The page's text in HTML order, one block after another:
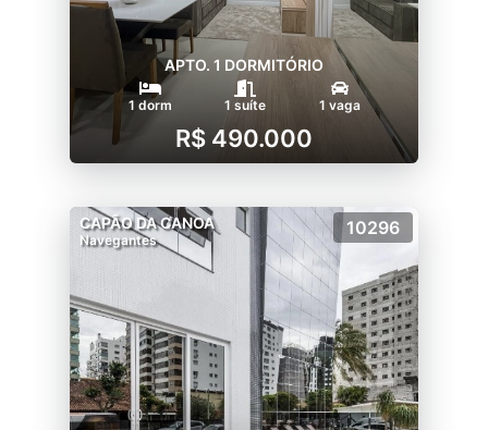
APTO. 1 DORMITÓRIO
1 dorm 1 suíte 1 vaga
R$ 490.000
CAPÃO DA CANOA
Navegantes
10296